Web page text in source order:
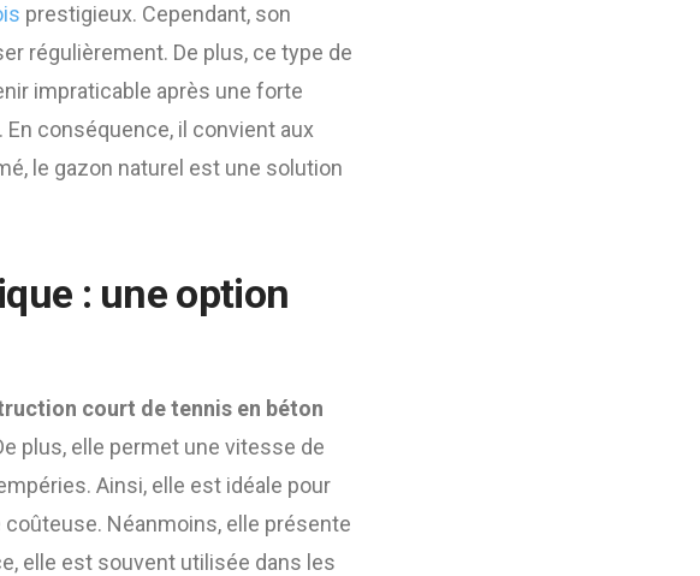
prestigieux. Cependant, son
régulièrement. De plus, ce type de
impraticable après une forte
conséquence, il convient aux
le gazon naturel est une solution
: une option
court de tennis en béton
plus, elle permet une vitesse de
Ainsi, elle est idéale pour
Néanmoins, elle présente
elle est souvent utilisée dans les